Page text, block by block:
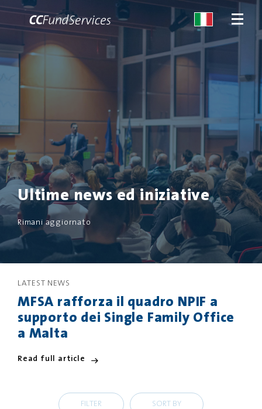
SERVIZI
MALTA
SERVIZI
NEWS
CONTATTACI
Ultime news ed iniziative
Rimani aggiornato
LATEST NEWS
MFSA rafforza il quadro NPIF a
supporto dei Single Family Office
a Malta
Read full article
FILTER SORT BY